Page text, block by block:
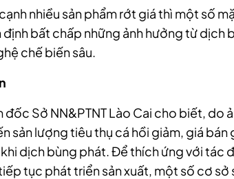
nhiều sản phẩm rớt giá thì một số
định bất chấp những ảnh hưởng từ dịch
chế biến sâu.
đốc Sở NN&PTNT Lào Cai cho biết, do
sản lượng tiêu thụ cá hồi giảm, giá
dịch bùng phát. Để thích ứng với tác
tục phát triển sản xuất, một số cơ sở